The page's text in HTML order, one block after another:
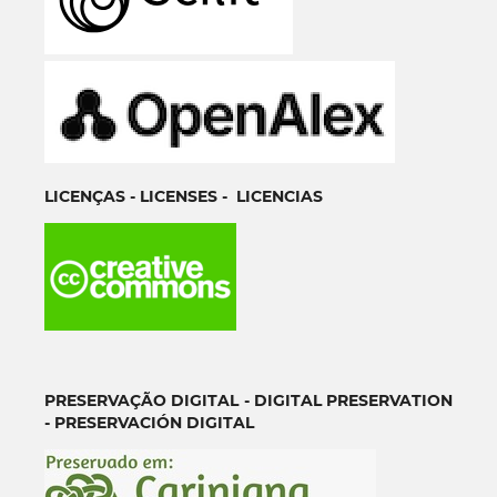
LICENÇAS - LICENSES - LICENCIAS
PRESERVAÇÃO DIGITAL - DIGITAL PRESERVATION
- PRESERVACIÓN DIGITAL